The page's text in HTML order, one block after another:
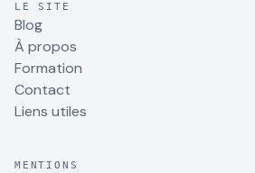
LE SITE
Blog
À propos
Formation
Contact
Liens utiles
MENTIONS